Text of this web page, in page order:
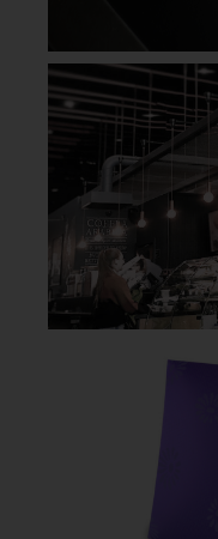
VIL DU